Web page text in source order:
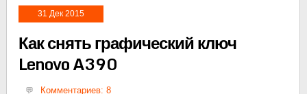
31 Дек 2015
Как снять графический ключ
Lenovo A390
Комментариев: 8